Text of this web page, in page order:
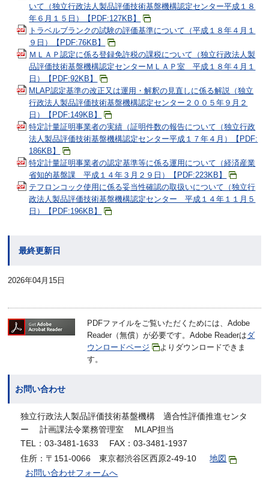
いて（独立行政法人製品評価技術基盤機構認定センター平成１８
年６月１５日）【PDF:127KB】
トラベルブランクの試験の評価基準について（平成１８年４月１
９日）【PDF:76KB】
ＭＬＡＰ認定に係る登録免許税の課税について（独立行政法人製
品評価技術基盤機構認定センターＭＬＡＰ室 平成１８年４月１
日）【PDF:92KB】
MLAP認定基準の改正又は運用・解釈の見直しに係る解説（独立
行政法人製品評価技術基盤機構認定センター２００５年９月２
日）【PDF:149KB】
特定計量証明事業者の実績（証明件数の報告について（独立行政
法人製品評価技術基盤機構認定センター平成１７年４月）【PDF:
186KB】
特定計量証明事業者の認定基準等に係る運用について（経済産業
省知的基盤課 平成１４年３月２９日）【PDF:223KB】
テフロンコック使用に係る妥当性確認の取扱いについて（独立行
政法人製品評価技術基盤機構認定センター 平成１４年１１月５
日）【PDF:196KB】
最終更新日
2026年04月15日
PDFファイルをご覧いただくためには、Adobe
Reader（無償）が必要です。Adobe Readerはダ
ウンロードページ
よりダウンロードできま
す。
お問い合わせ
独立行政法人製品評価技術基盤機構 適合性評価推進センタ
ー 計画課法令業務管理室 MLAP担当
TEL：03-3481-1633 FAX：03-3481-1937
住所：〒151-0066 東京都渋谷区西原2-49-10
地図
お問い合わせフォームへ